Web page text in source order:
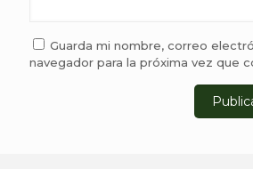
Guarda mi nombre, correo
navegador para la próxima vez que